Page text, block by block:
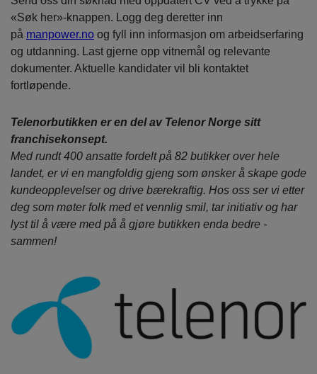
«Søk her»-knappen. Logg deg deretter inn
på manpower.no og fyll inn informasjon om arbeidserfaring
og utdanning. Last gjerne opp vitnemål og relevante
dokumenter. Aktuelle kandidater vil bli kontaktet
fortløpende.
Telenorbutikken er en del av Telenor Norge sitt
franchisekonsept.
Med rundt 400 ansatte fordelt på 82 butikker over hele
landet, er vi en mangfoldig gjeng som ønsker å skape gode
kundeopplevelser og drive bærekraftig. Hos oss ser vi etter
deg som møter folk med et vennlig smil, tar initiativ og har
lyst til å være med på å gjøre butikken enda bedre -
sammen!